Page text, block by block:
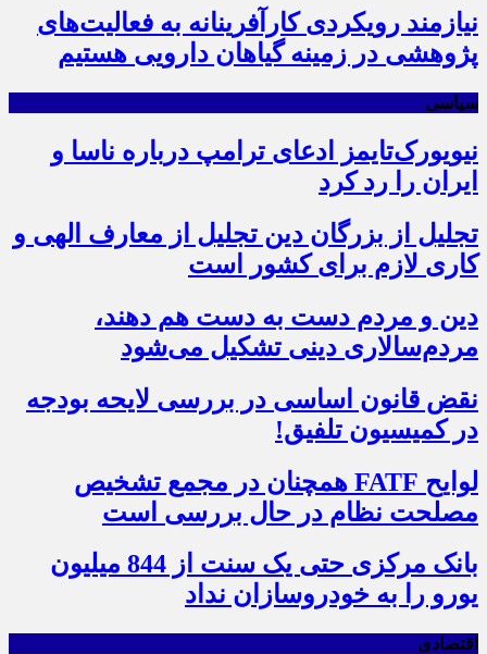
نیازمند رویکردی کارآفرینانه به فعالیت‌های
پژوهشی در زمینه گیاهان دارویی هستیم
سیاسی
نیویورک‌تایمز ادعای ترامپ درباره ناسا و
ایران را رد کرد
تجلیل از بزرگان دین تجلیل از معارف الهی و
کاری لازم برای کشور است
دین و مردم دست به‌ دست هم دهند،
مردم‌سالاری دینی تشکیل می‌شود
نقض قانون اساسی در بررسی لایحه بودجه
در کمیسیون تلفیق!
لوایح FATF همچنان در مجمع تشخیص
مصلحت نظام در حال بررسی است
بانک مرکزی حتی یک سنت از 844 میلیون
یورو را به خودروسازان نداد
اقتصادی